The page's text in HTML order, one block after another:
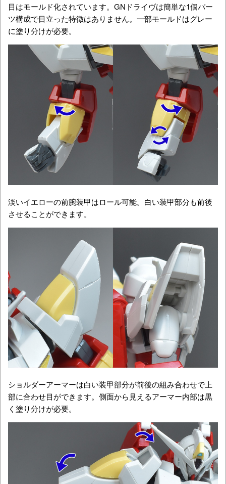
目はモールド化されています。GNドライヴは簡単な1個パー
ツ構成で目立った特徴はありません。一部モールドはグレー
に塗り分けが必要。
淡いイエローの前腕装甲はロール可能。白い装甲部分も前後
させることができます。
ショルダーアーマーは白い装甲部分が前後の組み合わせで上
部に合わせ目ができます。側面から見えるアーマー内部は黒
く塗り分けが必要。